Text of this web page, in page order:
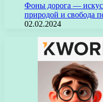
Фоны дорога —
природой и свобода
02.02.2024